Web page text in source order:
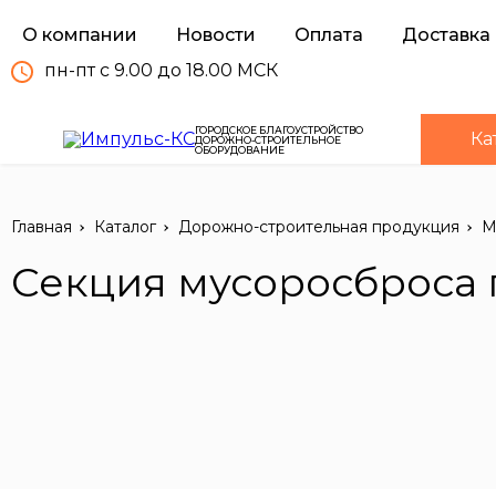
О компании Новости Оплата
Доставка
пн-пт с 9.00 до 18.00 МСК
ГОРОДСКОЕ БЛАГОУСТРОЙСТВО
ДОРОЖНО-СТРОИТЕЛЬНОЕ
ОБОРУДОВАНИЕ
Главная Каталог Дорожно-строительная продукция
Секция мусоросброса